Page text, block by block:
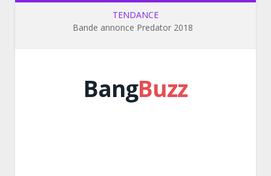
TENDANCE
Bande annonce Predator 2018
BangBuzz